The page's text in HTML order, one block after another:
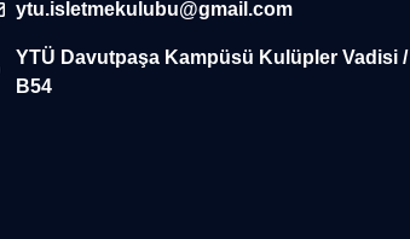
ytu.isletmekulubu@gmail.com
YTÜ Davutpaşa Kampüsü Kulüpler Vadisi /
B54